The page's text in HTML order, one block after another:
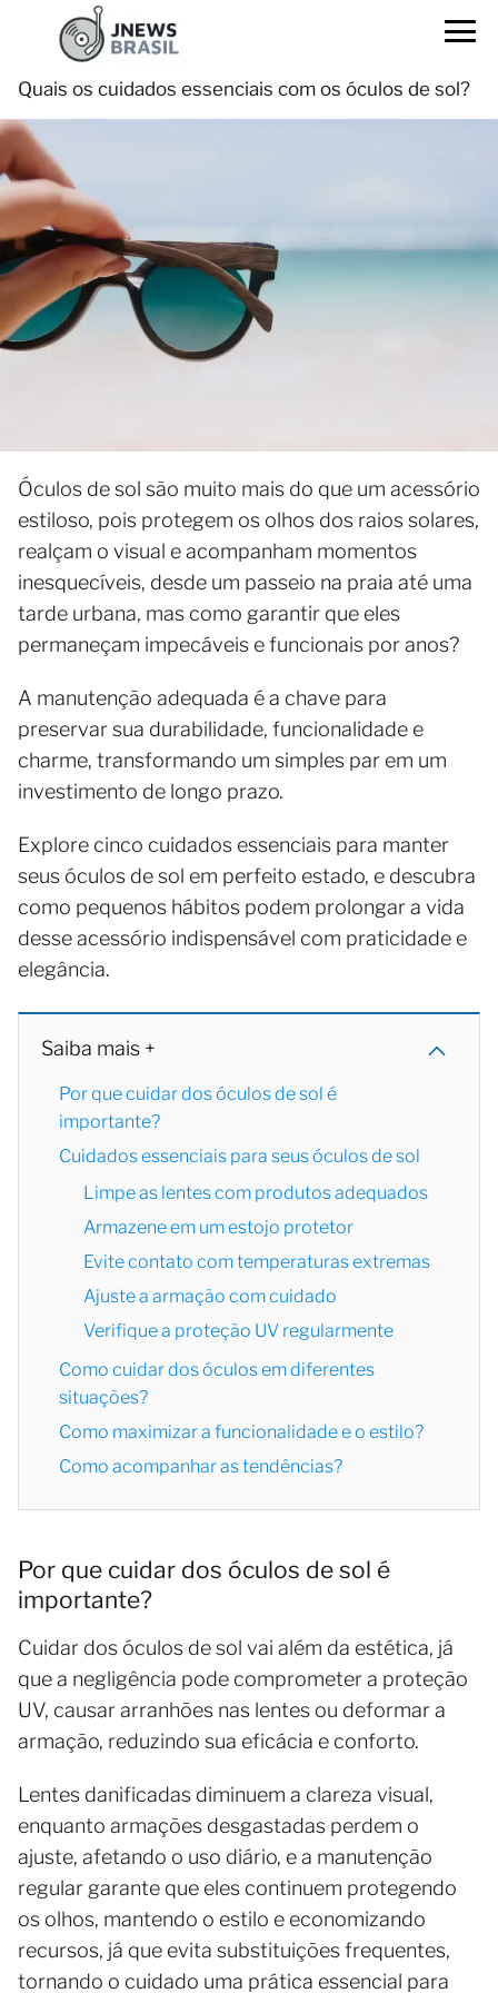
Quais os cuidados essenciais com os óculos de sol?
Óculos de sol são muito mais do que um acessório
estiloso, pois protegem os olhos dos raios solares,
realçam o visual e acompanham momentos
inesquecíveis, desde um passeio na praia até uma
tarde urbana, mas como garantir que eles
permaneçam impecáveis e funcionais por anos?
A manutenção adequada é a chave para
preservar sua durabilidade, funcionalidade e
charme, transformando um simples par em um
investimento de longo prazo.
Explore cinco cuidados essenciais para manter
seus óculos de sol em perfeito estado, e descubra
como pequenos hábitos podem prolongar a vida
desse acessório indispensável com praticidade e
elegância.
Saiba mais +
Por que cuidar dos óculos de sol é
importante?
Cuidados essenciais para seus óculos de sol
Limpe as lentes com produtos adequados
Armazene em um estojo protetor
Evite contato com temperaturas extremas
Ajuste a armação com cuidado
Verifique a proteção UV regularmente
Como cuidar dos óculos em diferentes
situações?
Como maximizar a funcionalidade e o estilo?
Como acompanhar as tendências?
Por que cuidar dos óculos de sol é
importante?
Cuidar dos óculos de sol vai além da estética, já
que a negligência pode comprometer a proteção
UV, causar arranhões nas lentes ou deformar a
armação, reduzindo sua eficácia e conforto.
Lentes danificadas diminuem a clareza visual,
enquanto armações desgastadas perdem o
ajuste, afetando o uso diário, e a manutenção
regular garante que eles continuem protegendo
os olhos, mantendo o estilo e economizando
recursos, já que evita substituições frequentes,
tornando o cuidado uma prática essencial para